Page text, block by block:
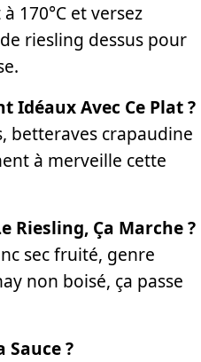
170°C et versez
riesling dessus pour
Idéaux Avec Ce Plat ?
betteraves crapaudine
à merveille cette
Riesling, Ça Marche ?
sec fruité, genre
non boisé, ça passe
Sauce ?